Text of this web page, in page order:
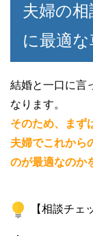
夫婦の
に最適
結婚と一口に言
なります。
そのため、まず
夫婦でこれから
のが最適なのか
【相談チェ